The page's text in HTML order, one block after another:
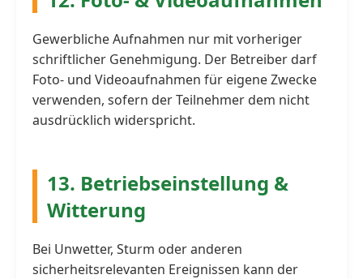
Gewerbliche Aufnahmen nur mit vorheriger
schriftlicher Genehmigung. Der Betreiber darf
Foto- und Videoaufnahmen für eigene Zwecke
verwenden, sofern der Teilnehmer dem nicht
ausdrücklich widerspricht.
13. Betriebseinstellung &
Witterung
Bei Unwetter, Sturm oder anderen
sicherheitsrelevanten Ereignissen kann der